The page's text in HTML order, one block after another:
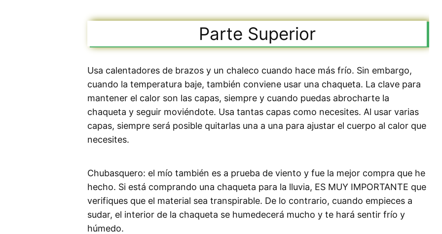
Parte Superior
Usa calentadores de brazos y un chaleco cuando hace más frío. Sin embargo,
cuando la temperatura baje, también conviene usar una chaqueta. La clave para
mantener el calor son las capas, siempre y cuando puedas abrocharte la
chaqueta y seguir moviéndote. Usa tantas capas como necesites. Al usar varias
capas, siempre será posible quitarlas una a una para ajustar el cuerpo al calor que
necesites.
Chubasquero: el mío también es a prueba de viento y fue la mejor compra que he
hecho. Si está comprando una chaqueta para la lluvia, ES MUY IMPORTANTE que
verifiques que el material sea transpirable. De lo contrario, cuando empieces a
sudar, el interior de la chaqueta se humedecerá mucho y te hará sentir frío y
húmedo.